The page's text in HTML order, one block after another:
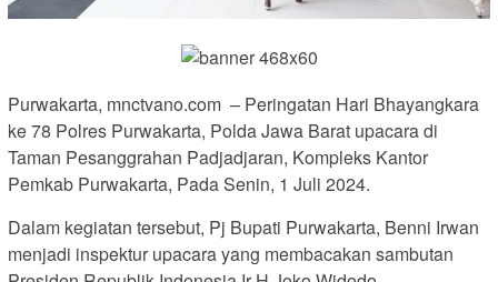
Purwakarta, mnctvano.com – Peringatan Hari Bhayangkara
ke 78 Polres Purwakarta, Polda Jawa Barat upacara di
Taman Pesanggrahan Padjadjaran, Kompleks Kantor
Pemkab Purwakarta, Pada Senin, 1 Juli 2024.
Dalam kegiatan tersebut, Pj Bupati Purwakarta, Benni Irwan
menjadi inspektur upacara yang membacakan sambutan